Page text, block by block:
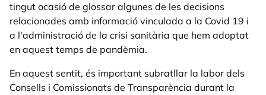
tingut ocasió de glossar algunes de les decisions
relacionades amb informació vinculada a la Covid 19 i
a l'administració de la crisi sanitària que hem adoptat
en aquest temps de pandèmia.
En aquest sentit, és important subratllar la labor dels
Consells i Comissionats de Transparència durant la